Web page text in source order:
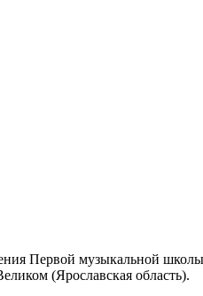
Первой музыкальной
(Ярославская область).